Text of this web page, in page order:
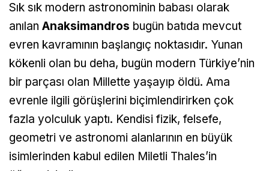
Sık sık modern astronominin babası olarak
anılan Anaksimandros bugün batıda mevcut
evren kavramının başlangıç noktasıdır. Yunan
kökenli olan bu deha, bugün modern Türkiye’nin
bir parçası olan Millette yaşayıp öldü. Ama
evrenle ilgili görüşlerini biçimlendirirken çok
fazla yolculuk yaptı. Kendisi fizik, felsefe,
geometri ve astronomi alanlarının en büyük
isimlerinden kabul edilen Miletli Thales’in